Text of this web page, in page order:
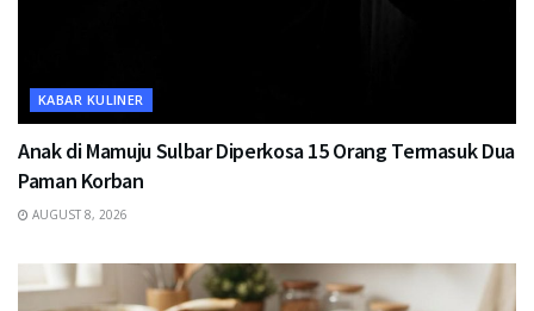
KABAR KULINER
Anak di Mamuju Sulbar Diperkosa 15 Orang Termasuk Dua
Paman Korban
AUGUST 8, 2026